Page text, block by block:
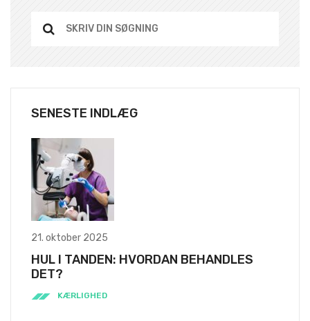
SENESTE INDLÆG
21. oktober 2025
HUL I TANDEN: HVORDAN BEHANDLES
DET?
KÆRLIGHED